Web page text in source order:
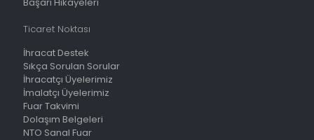
Ticaret Noktası
İhracat Destek
Sıkça Sorulan Sorular
İhracatçı Üyelerimiz
İmalatçı Üyelerimiz
Fuar Takvimi
Dolaşım Belgeleri
NTO Sanal Fuar